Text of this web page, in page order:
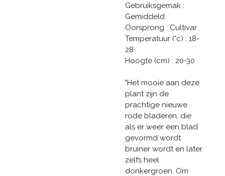
Gebruiksgemak :
Gemiddeld
Oorsprong : Cultivar
Temperatuur (°c) : 18-
28
Hoogte (cm) : 20-30
"Het mooie aan deze
plant zijn de
prachtige nieuwe
rode bladeren, die
als er weer een blad
gevormd wordt
bruiner wordt en later
zelfs heel
donkergroen. Om